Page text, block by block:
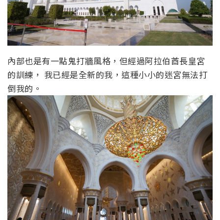
內部也是有一點鬼打牆風格，但經過阿拉伯酋長皇宮
的訓練， 我已經是全新的我，這種小小的迷宮無法打
倒我的。